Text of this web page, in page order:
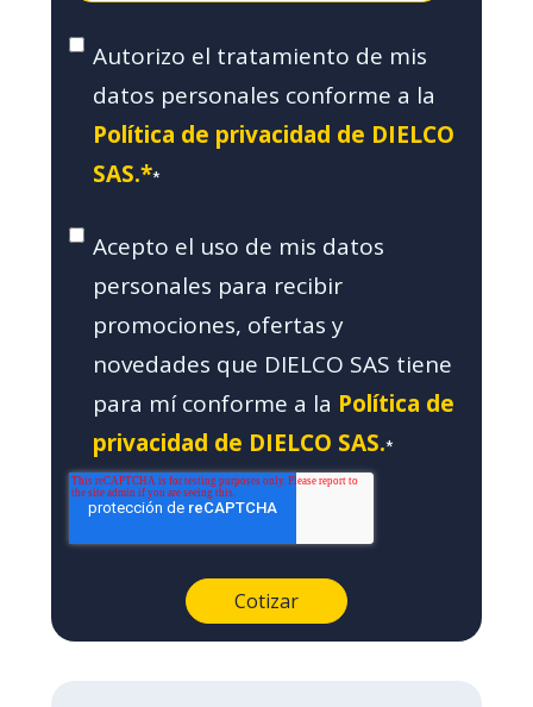
Autorizo el tratamiento de mis
datos personales conforme a la
Política de privacidad de DIELCO
SAS.**
Acepto el uso de mis datos
personales para recibir
promociones, ofertas y
novedades que DIELCO SAS tiene
para mí conforme a la Política de
privacidad de DIELCO SAS.*